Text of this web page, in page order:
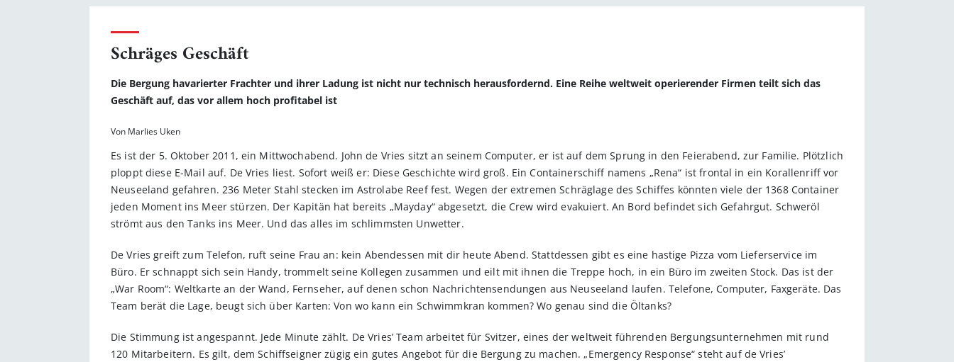
Schräges Geschäft
Die Bergung havarierter Frachter und ihrer Ladung ist nicht nur technisch herausfordernd. Eine Reihe weltweit operierender Firmen teilt sich das
Geschäft auf, das vor allem hoch profitabel ist
Von Marlies Uken
Es ist der 5. Oktober 2011, ein Mittwochabend. John de Vries sitzt an seinem Computer, er ist auf dem Sprung in den Feierabend, zur Familie. Plötzlich
ploppt diese E-Mail auf. De Vries liest. Sofort weiß er: Diese Geschichte wird groß. Ein Containerschiff namens „Rena“ ist frontal in ein Korallenriff vor
Neuseeland gefahren. 236 Meter Stahl stecken im Astrolabe Reef fest. Wegen der extremen Schräglage des Schiffes könnten viele der 1368 Container
jeden Moment ins Meer stürzen. Der Kapitän hat bereits „Mayday“ abgesetzt, die Crew wird evakuiert. An Bord befindet sich Gefahrgut. Schweröl
strömt aus den Tanks ins Meer. Und das alles im schlimmsten Unwetter.
De Vries greift zum Telefon, ruft seine Frau an: kein Abendessen mit dir heute Abend. Stattdessen gibt es eine hastige Pizza vom Lieferservice im
Büro. Er schnappt sich sein Handy, trommelt seine Kollegen zusammen und eilt mit ihnen die Treppe hoch, in ein Büro im zweiten Stock. Das ist der
„War Room“: Weltkarte an der Wand, Fernseher, auf denen schon Nachrichtensendungen aus Neuseeland laufen. Telefone, Computer, Faxgeräte. Das
Team berät die Lage, beugt sich über Karten: Von wo kann ein Schwimmkran kommen? Wo genau sind die Öltanks?
Die Stimmung ist angespannt. Jede Minute zählt. De Vries’ Team arbeitet für Svitzer, eines der weltweit führenden Bergungsunternehmen mit rund
120 Mitarbeitern. Es gilt, dem Schiffseigner zügig ein gutes Angebot für die Bergung zu machen. „Emergency Response“ steht auf de Vries’